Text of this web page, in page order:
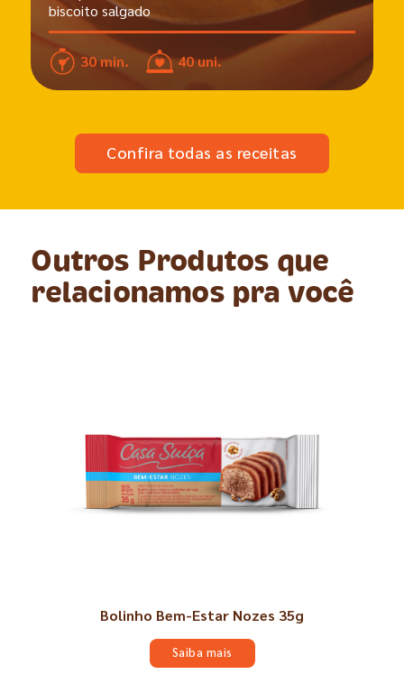
biscoito salgado
30 min. 40 uni.
Confira todas as receitas
Outros Produtos que
relacionamos pra você
Bolinho Bem-Estar Nozes 35g
Saiba mais